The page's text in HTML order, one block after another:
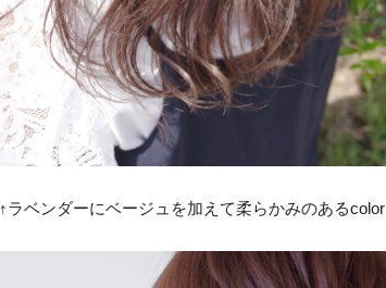
↑ラベンダーにベージュを加えて柔らかみのあるcolor